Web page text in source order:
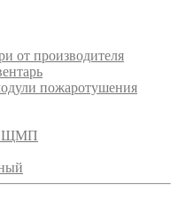
от производителя
пожаротушения
ЩМП